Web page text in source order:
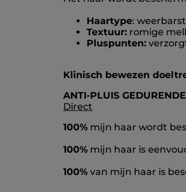
Haartype:
Textuur: romige
Pluspunten:
Klinisch bewezen
ANTI-PLUIS
Direct
100% mijn haar wordt
100% mijn haar is
100% van mijn haar is